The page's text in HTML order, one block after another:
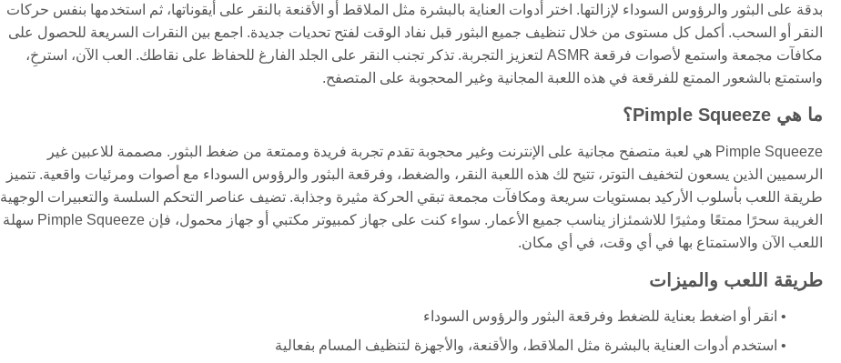
بدقة على البثور والرؤوس السوداء لإزالتها. اختر أدوات العناية بالبشرة مثل الملاقط أو الأقنعة بالنقر على أيقوناتها، ثم استخدمها بنفس حركات
النقر أو السحب. أكمل كل مستوى من خلال تنظيف جميع البثور قبل نفاد الوقت لفتح تحديات جديدة. اجمع بين النقرات السريعة للحصول على
مكافآت مجمعة واستمع لأصوات فرقعة ASMR لتعزيز التجربة. تذكر تجنب النقر على الجلد الفارغ للحفاظ على نقاطك. العب الآن، استرخِ،
واستمتع بالشعور الممتع للفرقعة في هذه اللعبة المجانية وغير المحجوبة على المتصفح.
ما هي Pimple Squeeze؟
Pimple Squeeze هي لعبة متصفح مجانية على الإنترنت وغير محجوبة تقدم تجربة فريدة وممتعة من ضغط البثور. مصممة للاعبين غير
الرسميين الذين يسعون لتخفيف التوتر، تتيح لك هذه اللعبة النقر، والضغط، وفرقعة البثور والرؤوس السوداء مع أصوات ومرئيات واقعية. تتميز
طريقة اللعب بأسلوب الأركيد بمستويات سريعة ومكافآت مجمعة تبقي الحركة مثيرة وجذابة. تضيف عناصر التحكم السلسة والتعبيرات الوجهية
الغريبة سحرًا ممتعًا ومثيرًا للاشمئزاز يناسب جميع الأعمار. سواء كنت على جهاز كمبيوتر مكتبي أو جهاز محمول، فإن Pimple Squeeze سهلة
اللعب الآن والاستمتاع بها في أي وقت، في أي مكان.
طريقة اللعب والميزات
انقر أو اضغط بعناية للضغط وفرقعة البثور والرؤوس السوداء
استخدم أدوات العناية بالبشرة مثل الملاقط، والأقنعة، والأجهزة لتنظيف المسام بفعالية